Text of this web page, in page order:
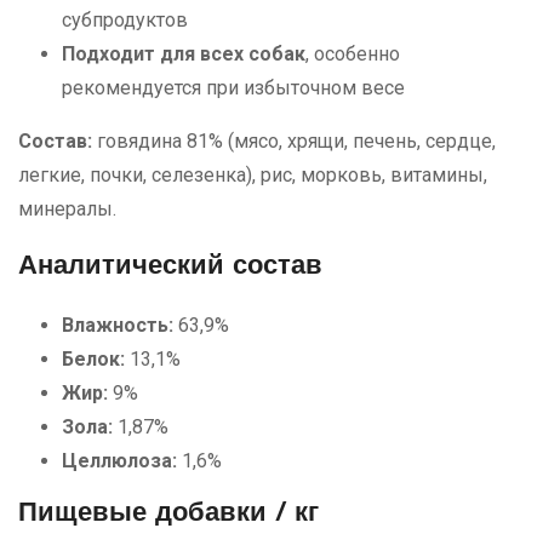
субпродуктов
Подходит для всех собак, особенно
рекомендуется при избыточном весе
Состав: говядина 81% (мясо, хрящи, печень, сердце,
легкие, почки, селезенка), рис, морковь, витамины,
минералы.
Аналитический состав
Влажность: 63,9%
Белок: 13,1%
Жир: 9%
Зола: 1,87%
Целлюлоза: 1,6%
Пищевые добавки / кг